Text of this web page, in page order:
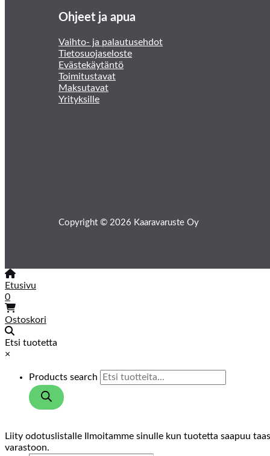
Ohjeet ja apua
Vaihto- ja palautusehdot
Tietosuojaseloste
Evästekäytäntö
Toimitustavat
Maksutavat
Yrityksille
Copyright © 2026 Kaaravaruste Oy
Etusivu
0
Ostoskori
Etsi tuotetta
×
Products search
Liity odotuslistalle
Ilmoitamme sinulle kun tuotetta saapuu taas
varastoon.